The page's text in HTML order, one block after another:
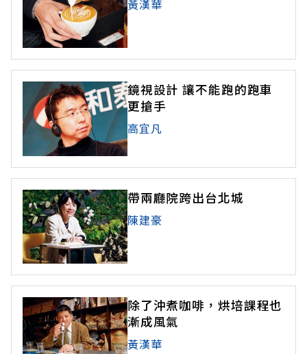
黃漢華
鏡視設計 讓不能跑的跑車
更搶手
高宜凡
帶兩廳院跨出台北城
陳建豪
除了沖煮咖啡，烘培課程也
漸成風氣
黃漢華